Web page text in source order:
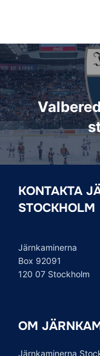
KONTAKTA
STOCKHOLM
Järnkaminerna
Box 92091
120 07 Stockholm
OM
Järnkaminerna